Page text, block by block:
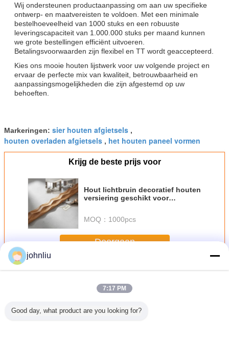
Wij ondersteunen productaanpassing om aan uw specifieke
ontwerp- en maatvereisten te voldoen. Met een minimale
bestelhoeveelheid van 1000 stuks en een robuuste
leveringscapaciteit van 1.000.000 stuks per maand kunnen
we grote bestellingen efficiënt uitvoeren.
Betalingsvoorwaarden zijn flexibel en TT wordt geaccepteerd.
Kies ons mooie houten lijstwerk voor uw volgende project en
ervaar de perfecte mix van kwaliteit, betrouwbaarheid en
aanpassingsmogelijkheden die zijn afgestemd op uw
behoeften.
Markeringen: sier houten afgietsels ,
houten overladen afgietsels , het houten paneel vormen
Krijg de beste prijs voor
Hout lichtbruin decoratief houten
versiering geschikt voor
behoeften
MOQ： 1000pcs
Doorgaan
MeerDecoratieve Houten Afgietsels
johnliu
7:17 PM
Good day, what product are you looking for?